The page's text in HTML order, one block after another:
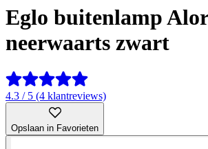
Eglo buitenlamp
neerwaarts zwart
4.3 / 5 (4 klantreviews)
Opslaan in Favorieten